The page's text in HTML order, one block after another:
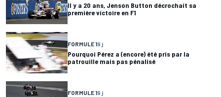
Il y a 20 ans, Jenson Button décrochait sa
première victoire en F1
FORMULE 19 j
Pourquoi Pérez a (encore) été pris par la
patrouille mais pas pénalisé
FORMULE 19 j